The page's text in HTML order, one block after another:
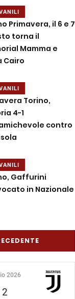
Primavera, il 6 e 7
torna il
Mamma e
Cairo
Torino,
4-1
contro
Gaffurini
in Nazionale
2026
2